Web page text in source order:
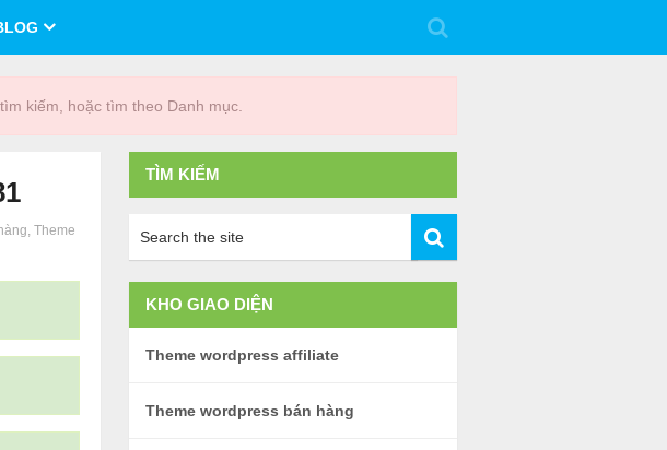
kiếm, hoặc tìm theo Danh mục.
, Theme
TÌM KIẾM
KHO GIAO DIỆN
Theme wordpress affiliate
Theme wordpress bán hàng